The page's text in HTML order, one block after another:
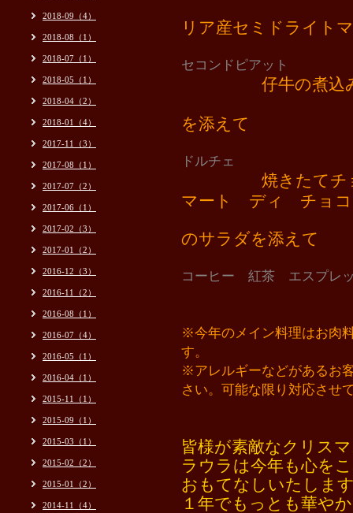
リア産セミドライト
セコンドピアット
仔牛の煮
を添えて
ドルチェ
焼きたてチ
マート ディ チョコ
のサラダを添えて
コーヒー 紅茶 エスプレ
※今年のメイン料理はお肉
す。
※アレルギーなどがあるお
さい。可能な限り対応させ
皆様が素敵なクリス
ラウラは今年も心を
おもてなしいたしま
１年でもっとも華や
2018-09（4）
2018-08（1）
2018-07（1）
2018-05（1）
2018-04（2）
2018-01（4）
2017-11（3）
2017-08（1）
2017-07（2）
2017-06（1）
2017-02（3）
2017-01（2）
2016-12（3）
2016-11（2）
2016-08（1）
2016-07（4）
2016-05（1）
2016-04（1）
2015-11（1）
2015-09（1）
2015-03（1）
2015-02（2）
2015-01（2）
2014-11（4）